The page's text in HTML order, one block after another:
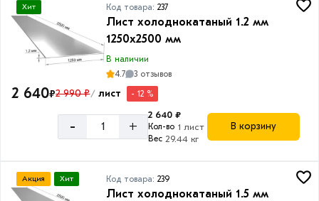
Хит Код товара: 237
Лист холоднокатаный 1.2 мм
1250х2500 мм
В наличии
4.7
3 отзывов
2 640₽2 990 ₽/ лист - 12 %
- +
2 640 ₽
Кол-во 1 лист
Вес 29.44 кг
В корзину
Акция Хит Код товара:239
Лист холоднокатаный 1.5 мм